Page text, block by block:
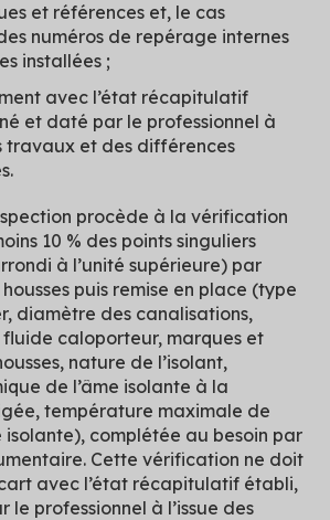
et références et, le cas
numéros de repérage internes
installées ;
avec l’état récapitulatif
et daté par le professionnel à
travaux et des différences
procède à la vérification
10 % des points singuliers
à l’unité supérieure) par
puis remise en place (type
diamètre des canalisations,
caloporteur, marques et
nature de l’isolant,
de l’âme isolante à la
température maximale de
isolante), complétée au besoin par
Cette vérification ne doit
avec l’état récapitulatif établi,
le professionnel à l’issue des